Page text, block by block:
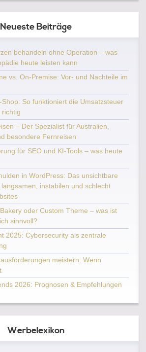
Neueste Beiträge
behandeln ohne Operation – was
heute leisten kann
vs. On-Premise: Vor- und Nachteile im
Shop: So funktioniert die Umsatzsteuer
richtig
– Der Spezialist für Australien,
besondere Fernreisen
für SEO und KI-Tools – was heute
in WordPress: Das unsichtbare
instabilen und schlecht
oder Custom Theme – was ist
sinnvoll?
2025: Cybersecurity als zentrale
meistern: Wenn
2026: Prognosen & Empfehlungen
Werbelexikon